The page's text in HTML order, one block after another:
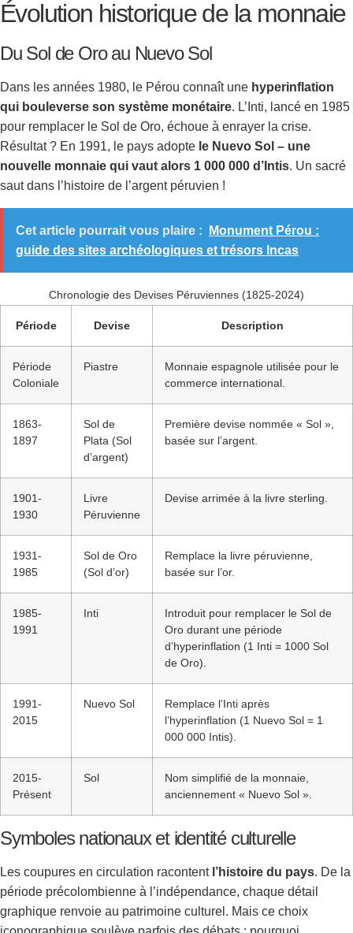
Évolution historique de la monnaie
Du Sol de Oro au Nuevo Sol
Dans les années 1980, le Pérou connaît une hyperinflation
qui bouleverse son système monétaire. L’Inti, lancé en 1985
pour remplacer le Sol de Oro, échoue à enrayer la crise.
Résultat ? En 1991, le pays adopte le Nuevo Sol – une
nouvelle monnaie qui vaut alors 1 000 000 d’Intis. Un sacré
saut dans l’histoire de l’argent péruvien !
Cet article pourrait vous plaire :
Monument Pérou :
guide des sites archéologiques et trésors Incas
Chronologie des Devises Péruviennes (1825-2024)
Période Devise Description
Période
Coloniale
Piastre
Monnaie espagnole utilisée pour le
commerce international.
1863-
1897
Sol de
Plata (Sol
d’argent)
Première devise nommée « Sol »,
basée sur l’argent.
1901-
1930
Livre
Péruvienne
Devise arrimée à la livre sterling.
1931-
1985
Sol de Oro
(Sol d’or)
Remplace la livre péruvienne,
basée sur l’or.
1985-
1991
Inti
Introduit pour remplacer le Sol de
Oro durant une période
d’hyperinflation (1 Inti = 1000 Sol
de Oro).
1991-
2015
Nuevo Sol
Remplace l’Inti après
l’hyperinflation (1 Nuevo Sol = 1
000 000 Intis).
2015-
Présent
Sol
Nom simplifié de la monnaie,
anciennement « Nuevo Sol ».
Symboles nationaux et identité culturelle
Les coupures en circulation racontent l’histoire du pays. De la
période précolombienne à l’indépendance, chaque détail
graphique renvoie au patrimoine culturel. Mais ce choix